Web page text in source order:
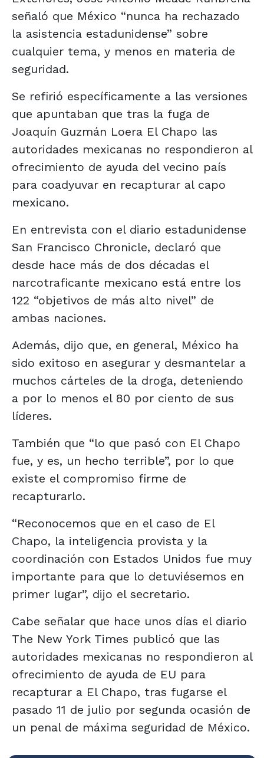
señaló que México “nunca ha rechazado
la asistencia estadunidense” sobre
cualquier tema, y menos en materia de
seguridad.
Se refirió específicamente a las versiones
que apuntaban que tras la fuga de
Joaquín Guzmán Loera El Chapo las
autoridades mexicanas no respondieron al
ofrecimiento de ayuda del vecino país
para coadyuvar en recapturar al capo
mexicano.
En entrevista con el diario estadunidense
San Francisco Chronicle, declaró que
desde hace más de dos décadas el
narcotraficante mexicano está entre los
122 “objetivos de más alto nivel” de
ambas naciones.
Además, dijo que, en general, México ha
sido exitoso en asegurar y desmantelar a
muchos cárteles de la droga, deteniendo
a por lo menos el 80 por ciento de sus
líderes.
También que “lo que pasó con El Chapo
fue, y es, un hecho terrible”, por lo que
existe el compromiso firme de
recapturarlo.
“Reconocemos que en el caso de El
Chapo, la inteligencia provista y la
coordinación con Estados Unidos fue muy
importante para que lo detuviésemos en
primer lugar”, dijo el secretario.
Cabe señalar que hace unos días el diario
The New York Times publicó que las
autoridades mexicanas no respondieron al
ofrecimiento de ayuda de EU para
recapturar a El Chapo, tras fugarse el
pasado 11 de julio por segunda ocasión de
un penal de máxima seguridad de México.